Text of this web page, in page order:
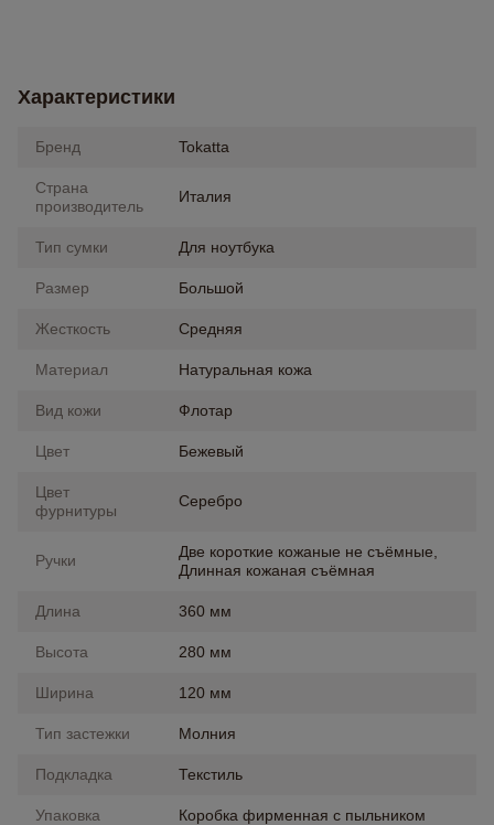
Характеристики
Бренд Tokatta
Страна
производитель
Италия
Тип сумки Для ноутбука
Размер Большой
Жесткость Средняя
Материал Натуральная кожа
Вид кожи Флотар
Цвет Бежевый
Цвет
фурнитуры
Серебро
Ручки
Две короткие кожаные не съёмные,
Длинная кожаная съёмная
Длина 360 мм
Высота 280 мм
Ширина 120 мм
Тип застежки Молния
Подкладка Текстиль
Упаковка Коробка фирменная с пыльником